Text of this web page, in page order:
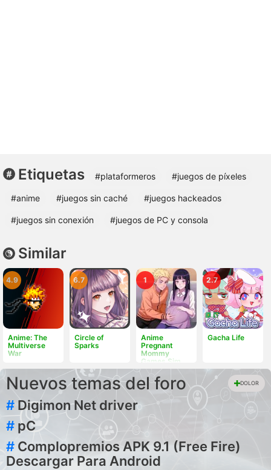
Etiquetas #plataformeros #juegos de píxeles
#anime #juegos sin caché #juegos hackeados
#juegos sin conexión #juegos de PC y consola
Similar
Anime: The
Multiverse
War
4.9
Circle of
Sparks
6.7
Anime
Pregnant
Mommy
Games Sim
1
Gacha Life
2.7
Nuevos temas del foro DOLOR
# Digimon Net driver
# pC
# Complopremios APK 9.1 (Free Fire)
Descargar Para Android